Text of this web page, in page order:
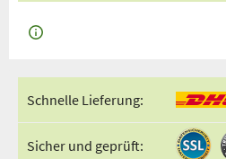
Schnelle Lieferung:
Sicher und geprüft: